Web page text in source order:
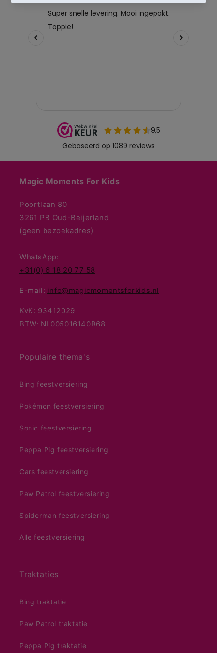
Magic Moments For Kids
Poortlaan 80
3261 PB Oud-Beijerland
(geen bezoekadres)
WhatsApp:
+31(0) 6 18 20 77 58
E-mail: info@magicmomentsforkids.nl
KvK: 93412029
BTW: NL005016140B68
Populaire thema's
Bing feestversiering
Pokémon feestversiering
Sonic feestversiering
Peppa Pig feestversiering
Cars feestversiering
Paw Patrol feestversiering
Spiderman feestversiering
Alle feestversiering
Traktaties
Bing traktatie
Paw Patrol traktatie
Peppa Pig traktatie